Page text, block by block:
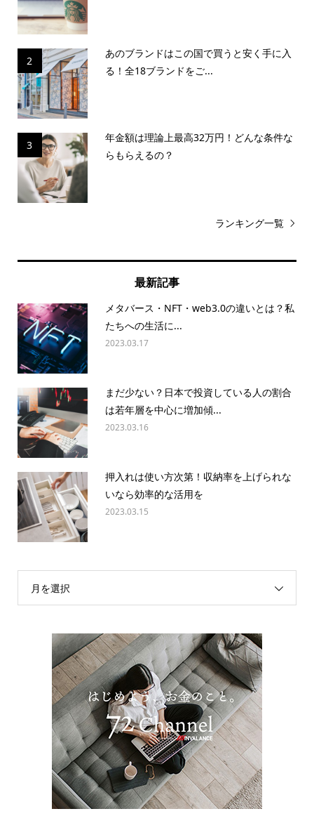
2
あのブランドはこの国で買うと安く手に入
る！全18ブランドをご...
3
年金額は理論上最高32万円！どんな条件な
らもらえるの？
ランキング一覧
最新記事
メタバース・NFT・web3.0の違いとは？私
たちへの生活に...
2023.03.17
まだ少ない？日本で投資している人の割合
は若年層を中心に増加傾...
2023.03.16
押入れは使い方次第！収納率を上げられな
いなら効率的な活用を
2023.03.15
月を選択